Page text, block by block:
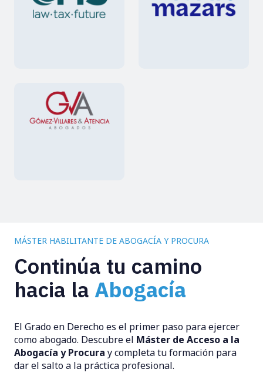
MÁSTER HABILITANTE DE ABOGACÍA Y PROCURA
Continúa tu camino
hacia la Abogacía
El Grado en Derecho es el primer paso para ejercer
como abogado. Descubre el Máster de Acceso a la
Abogacía y Procura y completa tu formación para
dar el salto a la práctica profesional.